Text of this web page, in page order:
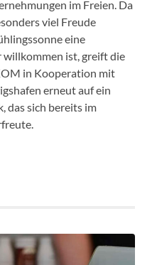
im Freien. Da
viel Freude
eine
ist, greift die
in Kooperation mit
erneut auf ein
das sich bereits im